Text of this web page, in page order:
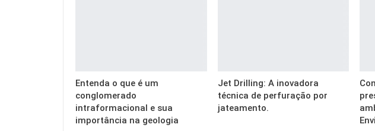
Entenda o que é um
conglomerado
intraformacional e sua
importância na geologia
Jet Drilling: A inovadora
técnica de perfuração por
jateamento.